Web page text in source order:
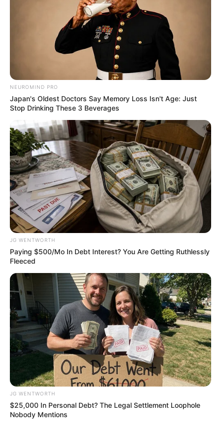
A Rihanna Museum Is Probably Opening Soon
BRAINBERRIES
The Influencer Who Went Viral For Inspiring
GRWMs
BRAINBERRIES
'The OC' Cast Then And Now - Where Are They 20
Years Later?
BRAINBERRIES
Sensational Seductress: Demi Moore's Most
Scandalous Performances
NEUROMIND PRO
Japan's Oldest Doctors Say Memory Loss Isn't Age: Just
Stop Drinking These 3 Beverages
JG WENTWORTH
Paying $500/Mo In Debt Interest? You Are Getting Ruthlessly
Fleeced
JG WENTWORTH
$25,000 In Personal Debt? The Legal Settlement Loophole
Nobody Mentions